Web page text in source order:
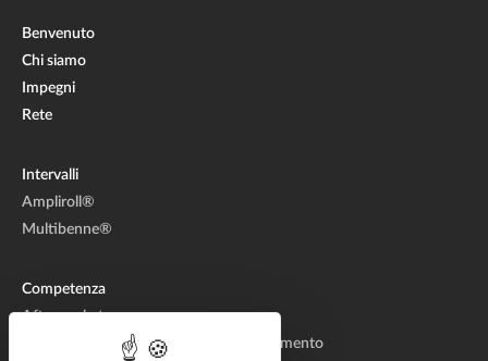
Benvenuto
Chi siamo
Impegni
Rete
Intervalli
Ampliroll®
Multibenne®
Competenza
Aftermarket
Produzione di sistemi idraulici di sollevamento